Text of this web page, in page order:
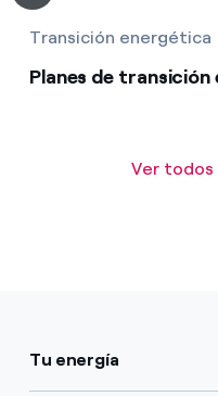
Transición energética
Planes de
Ver
Tu energía